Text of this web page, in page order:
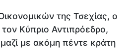
της Τσεχίας, ο
Κύπριο Αντιπρόεδρο,
με ακόμη πέντε κράτη